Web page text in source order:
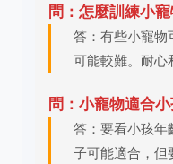
問：怎麼訓練小
答：有些小寵物
可能較難。耐心
問：小寵物適合小
答：要看小孩年
子可能適合，但